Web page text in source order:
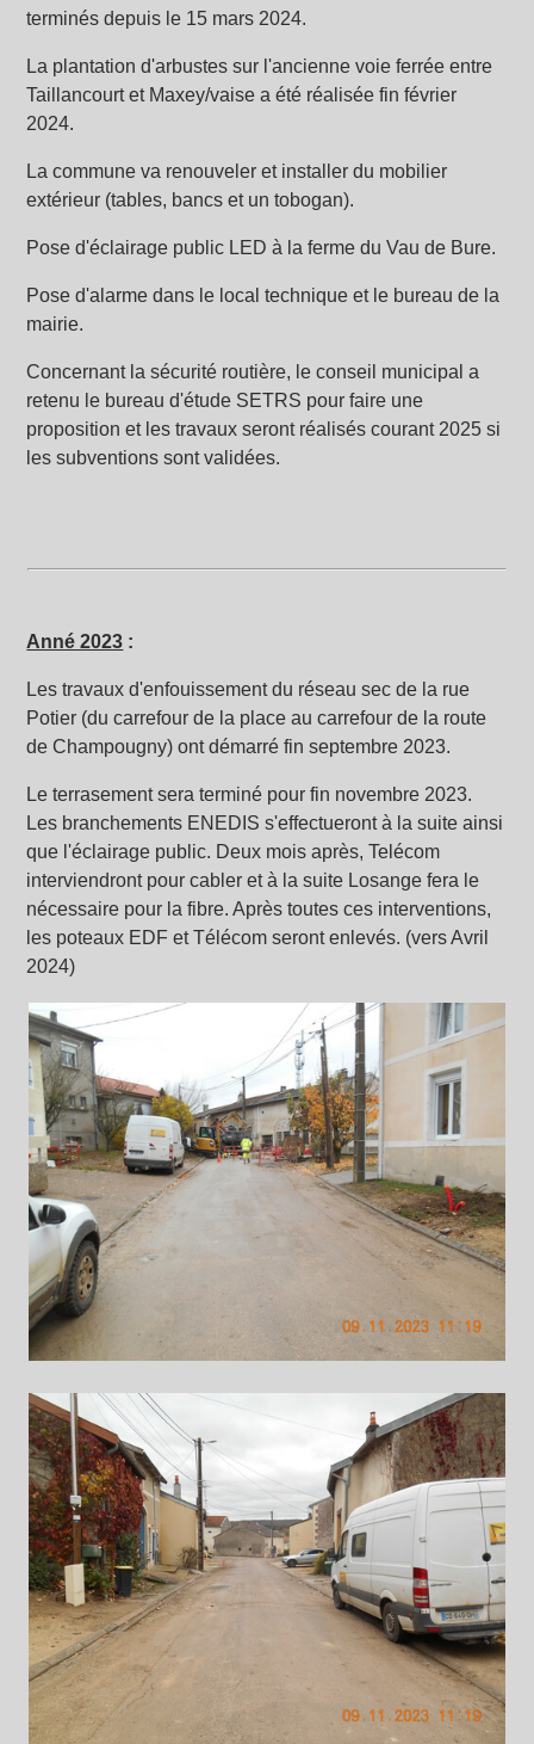
terminés depuis le 15 mars 2024.
La plantation d'arbustes sur l'ancienne voie ferrée entre
Taillancourt et Maxey/vaise a été réalisée fin février
2024.
La commune va renouveler et installer du mobilier
extérieur (tables, bancs et un tobogan).
Pose d'éclairage public LED à la ferme du Vau de Bure.
Pose d'alarme dans le local technique et le bureau de la
mairie.
Concernant la sécurité routière, le conseil municipal a
retenu le bureau d'étude SETRS pour faire une
proposition et les travaux seront réalisés courant 2025 si
les subventions sont validées.
Anné 2023 :
Les travaux d'enfouissement du réseau sec de la rue
Potier (du carrefour de la place au carrefour de la route
de Champougny) ont démarré fin septembre 2023.
Le terrasement sera terminé pour fin novembre 2023.
Les branchements ENEDIS s'effectueront à la suite ainsi
que l'éclairage public. Deux mois après, Telécom
interviendront pour cabler et à la suite Losange fera le
nécessaire pour la fibre. Après toutes ces interventions,
les poteaux EDF et Télécom seront enlevés. (vers Avril
2024)